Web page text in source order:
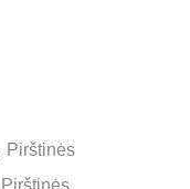
Pirštinės
Pirštinės